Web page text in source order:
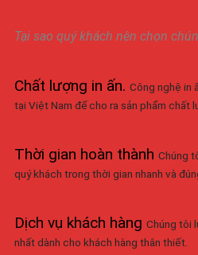
Tại sao quý khách nên chọn
Chất lượng in ấn. Công nghệ in
tại Việt Nam để cho ra sản phẩm chất
Thời gian hoàn thành Chúng
quý khách trong thời gian nhanh và
Dịch vụ khách hàng Chúng tôi
nhất dành cho khách hàng thân thiết.